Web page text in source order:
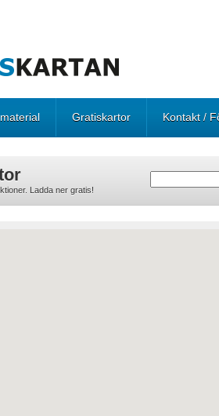
Gratiskartor Kontakt /
Ladda ner gratis!